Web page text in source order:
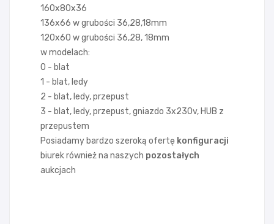
160x80x36
136x66 w grubości 36,28,18mm
120x60 w grubości 36,28, 18mm
w modelach:
0 - blat
1 - blat, ledy
2 - blat, ledy, przepust
3 - blat, ledy, przepust, gniazdo 3x230v, HUB z
przepustem
Posiadamy bardzo szeroką ofertę konfiguracji
biurek również na naszych pozostałych
aukcjach